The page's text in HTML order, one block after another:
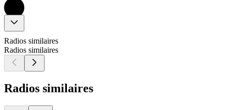
Radios similaires
Radios similaires
Radios similaires